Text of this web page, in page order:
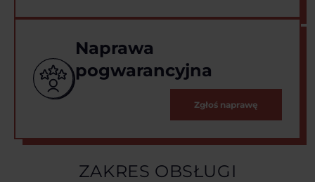
Naprawa
pogwarancyjna
Zgłoś naprawę
ZAKRES OBSŁUGI